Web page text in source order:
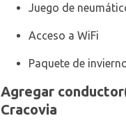
Juego de
Acceso a WiFi
Paquete de
Agregar
Cracovia